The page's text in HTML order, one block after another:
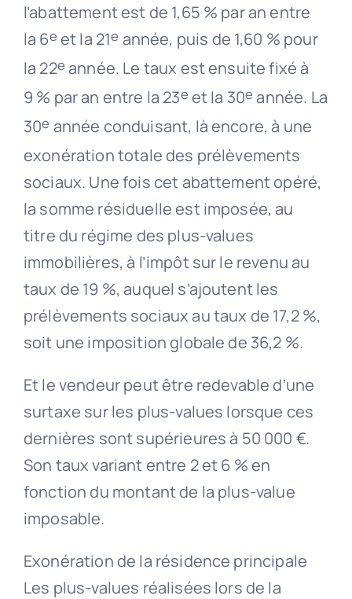
l’abattement est de 1,65 % par an entre
la 6e et la 21e année, puis de 1,60 % pour
la 22e année. Le taux est ensuite fixé à
9 % par an entre la 23e et la 30e année. La
30e année conduisant, là encore, à une
exonération totale des prélèvements
sociaux. Une fois cet abattement opéré,
la somme résiduelle est imposée, au
titre du régime des plus-values
immobilières, à l’impôt sur le revenu au
taux de 19 %, auquel s’ajoutent les
prélèvements sociaux au taux de 17,2 %,
soit une imposition globale de 36,2 %.
Et le vendeur peut être redevable d’une
surtaxe sur les plus-values lorsque ces
dernières sont supérieures à 50 000 €.
Son taux variant entre 2 et 6 % en
fonction du montant de la plus-value
imposable.
Exonération de la résidence principale
Les plus-values réalisées lors de la